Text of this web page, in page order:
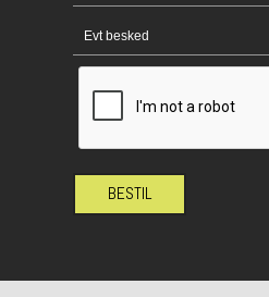
BESTIL